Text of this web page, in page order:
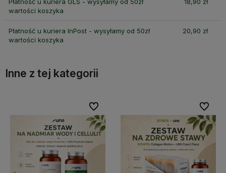
wartości koszyka
Płatność u kuriera InPost - wysyłamy od 50zł
wartości koszyka
20,90 zł
Inne z tej kategorii
Do ulubionych
Do ulubionych Do
Do